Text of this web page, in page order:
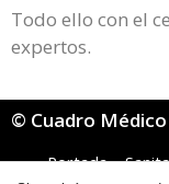
Todo ello con el
expertos.
© Cuadro
Portada»